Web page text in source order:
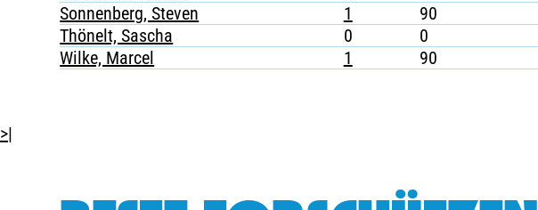
Sonnenberg, Steven
1 90
Thönelt, Sascha
0 0
Wilke, Marcel
1 90
>|